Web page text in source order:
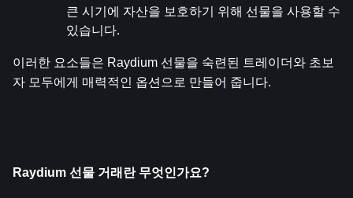
큰 시기에 자산을 보호하기 위해 선물을 사용할 수
있습니다.
이러한 요소들은 Raydium 선물을 숙련된 트레이더와 초보
자 모두에게 매력적인 옵션으로 만들어 줍니다.
Raydium 선물 거래란 무엇인가요?